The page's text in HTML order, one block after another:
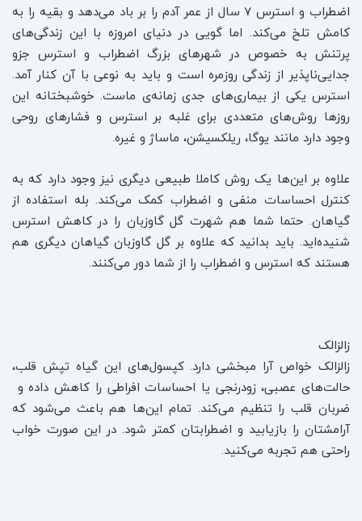
اضطراب و استرس ۷ سال از عمر آدم را بر باد می‌دهد و بقیه را به
کامش تلخ می‌کند. اما گویی در دنیای امروزه با این زندگی‌های
پرتنش به خصوص در شهرهای بزرگ اضطراب و استرس جزو
جدایی‌ناپذیر از زندگی روزمره است و باید به نوعی با آن کنار آمد.
استرس یکی از بیماری‌های جدی زمانه‌ی ماست. خوشبختانه این
روزها روش‌های متعددی برای غلبه بر استرس و فشارهای روحی
وجود دارد مانند یوگا، ریلکسیشن، ماساژ و غیره.
علاوه بر این‌ها یک روش کاملا طبیعی دیگری نیز وجود دارد که به
کنترل احساسات منفی و اضطراب کمک می‌کند. بله استفاده از
گیاهان. حتما شما هم شهرت گل گاوزبان را در کاهش استرس
شنیده‌اید. باید بدانید که علاوه بر گل گاوزبان گیاهان دیگری هم
هستند که استرس و اضطراب را از شما دور می‌کنند.
زالزالک
زالزالک خواص آرا مبخشی دارد. کپسول‌های این گیاه تپش قلب،
حالت‌های عصبی، زودرنجی یا احساسات افراطی را کاهش داده و
ضربان قلب را تنظیم می‌کند. تمام این‌ها هم باعث می‌شود که
آرامشتان را بازیابید و اضطرابتان کمتر شود. در این صورت خواب
راحتی هم تجربه می‌کنید.